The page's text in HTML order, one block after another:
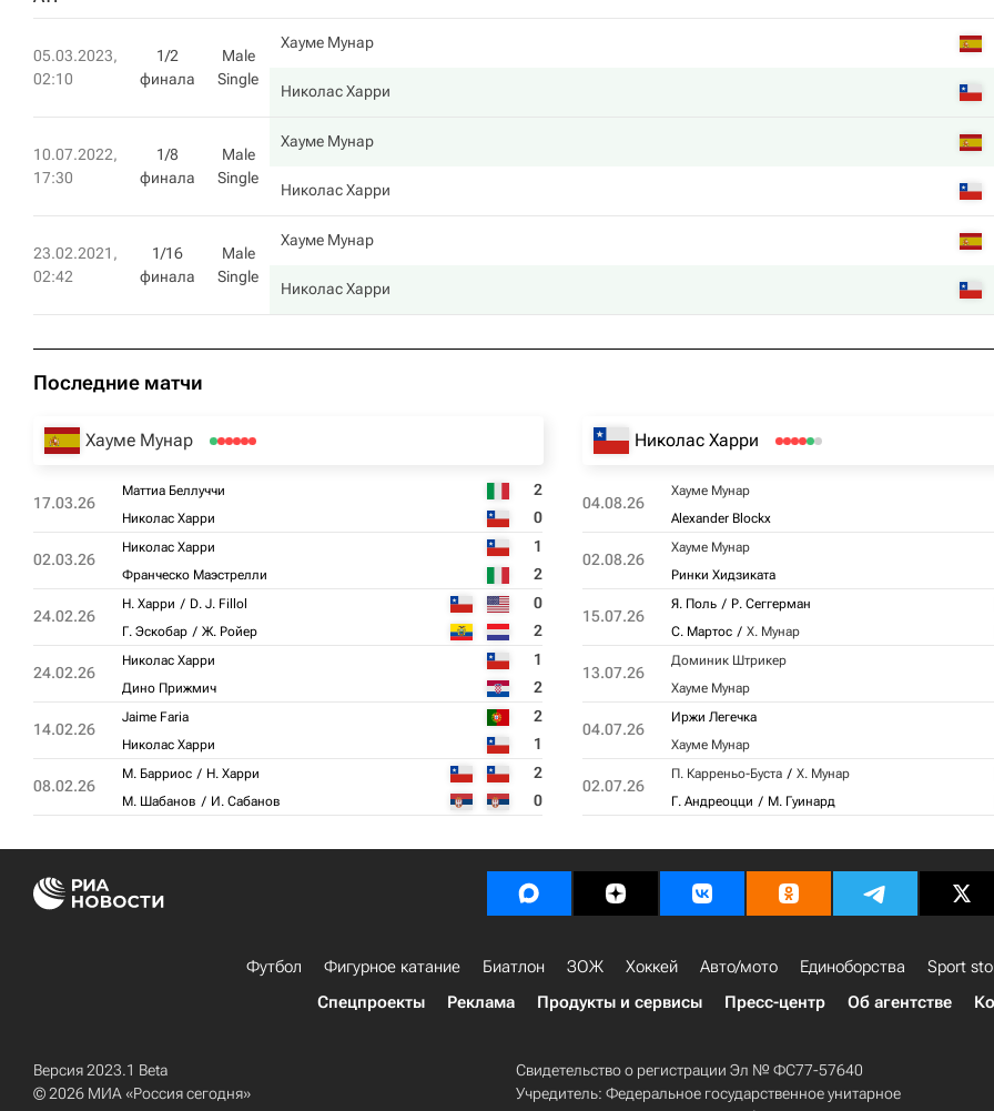
05.03.2023,
02:10
1/2
финала
Male
Single
Хауме Мунар
Николас Харри
10.07.2022,
17:30
1/8
финала
Male
Single
Хауме Мунар
Николас Харри
23.02.2021,
02:42
1/16
финала
Male
Single
Хауме Мунар
Николас Харри
Последние матчи
Хауме Мунар
17.03.26
Маттиа Беллуччи 2
Николас Харри 0
02.03.26
Николас Харри 1
Франческо Маэстрелли 2
24.02.26
Н. Харри D. J. Fillol 0
Г. Эскобар Ж. Ройер 2
24.02.26
Николас Харри 1
Дино Прижмич 2
14.02.26
Jaime Faria 2
Николас Харри 1
08.02.26
М. Барриос Н. Харри 2
М. Шабанов И. Сабанов 0
Николас Харри
04.08.26
Хауме Мунар
Alexander Blockx
02.08.26
Хауме Мунар
Ринки Хидзиката
15.07.26
Я. Поль Р. Сеггерман
С. Мартос Х. Мунар
13.07.26
Доминик Штрикер
Хауме Мунар
04.07.26
Иржи Легечка
Хауме Мунар
02.07.26
П. Карреньо-Буста Х. Мунар
Г. Андреоцци М. Гуинард
Футбол Фигурное катание Биатлон ЗОЖ Хоккей Авто/мото Единоборства Sport
Спецпроекты
Реклама Продукты и сервисы Пресс-центр Об агентстве
Версия 2023.1 Beta
© 2026 МИА «Россия сегодня»
Свидетельство о регистрации Эл № ФС77-57640
Учредитель: Федеральное государственное унитарное